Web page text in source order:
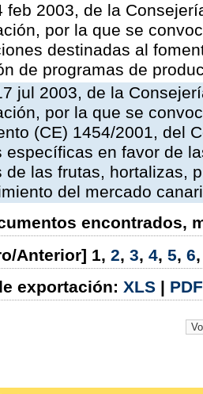
feb 2003, de la
por la que se
destinadas al
de programas de
jul 2003, de la
por la que se
(CE) 1454/2001, del
específicas en favor de
de las frutas, hortalizas,
del mercado
encontrados,
Anterior] 1, 2, 3, 4, 5, 6
exportación: XLS | PDF